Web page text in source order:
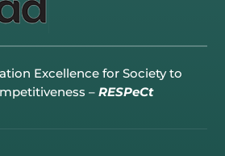
Excellence for Society to
–RESPeCt